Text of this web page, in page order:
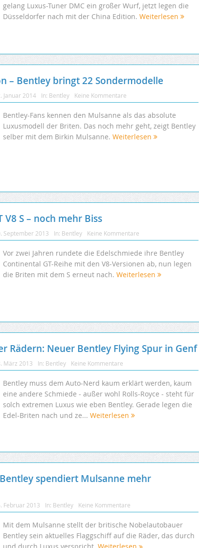
gelang Luxus-Tuner DMC ein großer Wurf, jetzt legen die
Düsseldorfer nach mit der China Edition. Weiterlesen
– Bentley bringt 22 Sondermodelle
Januar 2014 In: Bentley Keine Kommentare
Bentley-Fans kennen den Mulsanne als das absolute
Luxusmodell der Briten. Das noch mehr geht, zeigt Bentley
selber mit dem Birkin Mulsanne. Weiterlesen
S – noch mehr Biss
September 2013 In: Bentley Keine Kommentare
Vor zwei Jahren rundete die Edelschmiede ihre Bentley
Continental GT-Reihe mit den V8-Versionen ab, nun legen
die Briten mit dem S erneut nach. Weiterlesen
Rädern: Neuer Bentley Flying Spur in Genf
März 2013 In: Bentley Keine Kommentare
Bentley muss dem Auto-Nerd kaum erklärt werden, kaum
eine andere Schmiede - außer wohl Rolls-Royce - steht für
solch extremen Luxus wie eben Bentley. Gerade legen die
Edel-Briten nach und ze... Weiterlesen
spendiert Mulsanne mehr
Februar 2013 In: Bentley Keine Kommentare
Mit dem Mulsanne stellt der britische Nobelautobauer
Bentley sein aktuelles Flaggschiff auf die Räder, das durch